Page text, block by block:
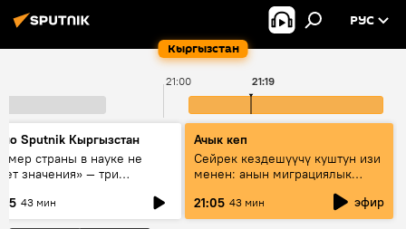
Кыргызстан
РУС
21:00 21:19
Sputnik Кыргызстан
страны в науке не
значения» — три
и Кыргызстана в
и исследованиях
43 мин
Ачык кеп
Сейрек кездешүүчү куштун изи
менен: анын миграциялык
жолу эмнеден кабар берет?
21:05 43 мин эфир